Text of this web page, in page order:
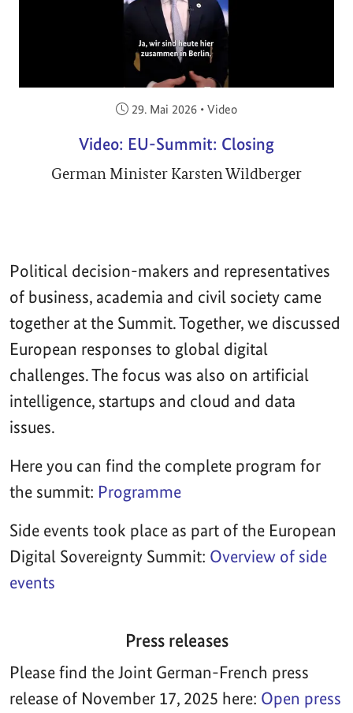
Veröffentlicht am:
29. Mai 2026 • Video
Video: EU-Summit: Closing
German Minister Karsten Wildberger
Political decision-makers and representatives
of business, academia and civil society came
together at the Summit. Together, we discussed
European responses to global digital
challenges. The focus was also on artificial
intelligence, startups and cloud and data
issues.
Here you can find the complete program for
the summit: Programme
Side events took place as part of the European
Digital Sovereignty Summit: Overview of side
events
Press releases
Please find the Joint German-French press
release of November 17, 2025 here: Open press